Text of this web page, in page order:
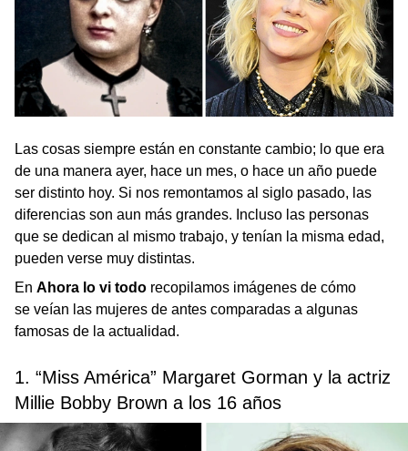
Las cosas siempre están en constante cambio; lo que era
de una manera ayer, hace un mes, o hace un año puede
ser distinto hoy. Si nos remontamos al siglo pasado, las
diferencias son aun más grandes. Incluso las personas
que se dedican al mismo trabajo, y tenían la misma edad,
pueden verse muy distintas.
En Ahora lo vi todo recopilamos imágenes de cómo
se veían las mujeres de antes comparadas a algunas
famosas de la actualidad.
1. “Miss América” Margaret Gorman y la actriz
Millie Bobby Brown a los 16 años